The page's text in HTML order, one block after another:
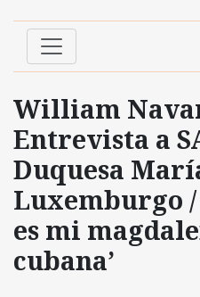
William
Entrevista a
Duquesa
Luxemburgo /
es mi
cubana’